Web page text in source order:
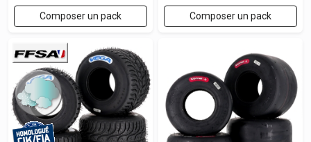
Composer un pack Composer un pack